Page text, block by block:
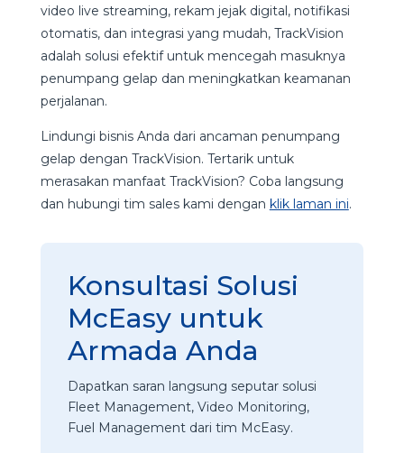
video live streaming, rekam jejak digital, notifikasi
otomatis, dan integrasi yang mudah, TrackVision
adalah solusi efektif untuk mencegah masuknya
penumpang gelap dan meningkatkan keamanan
perjalanan.
Lindungi bisnis Anda dari ancaman penumpang
gelap dengan TrackVision. Tertarik untuk
merasakan manfaat TrackVision? Coba langsung
dan hubungi tim sales kami dengan klik laman ini.
Konsultasi Solusi
McEasy untuk
Armada Anda
Dapatkan saran langsung seputar solusi
Fleet Management, Video Monitoring,
Fuel Management dari tim McEasy.